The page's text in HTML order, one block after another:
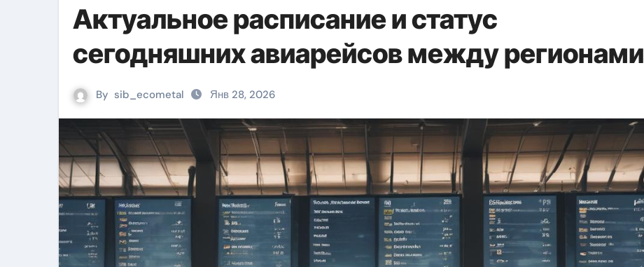
Актуальное расписание и статус
сегодняшних авиарейсов между регионами
By sib_ecometal Янв 28, 2026